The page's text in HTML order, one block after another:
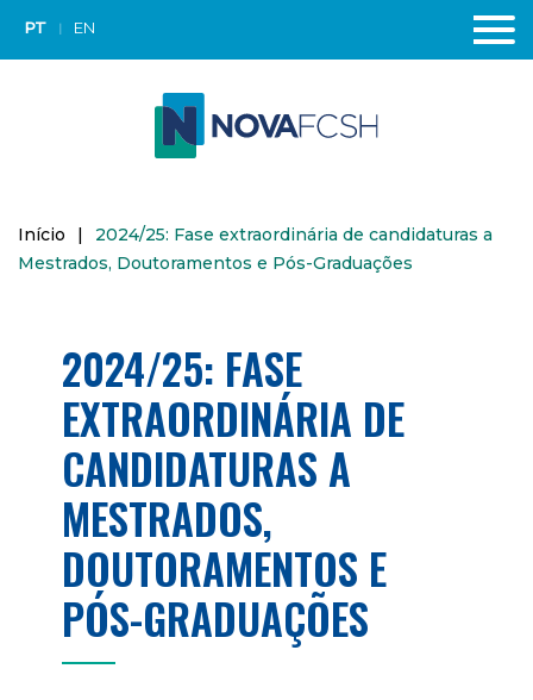
PT EN
Início |
2024/25: Fase extraordinária de candidaturas a
Mestrados, Doutoramentos e Pós-Graduações
2024/25: FASE
EXTRAORDINÁRIA DE
CANDIDATURAS A
MESTRADOS,
DOUTORAMENTOS E
PÓS-GRADUAÇÕES